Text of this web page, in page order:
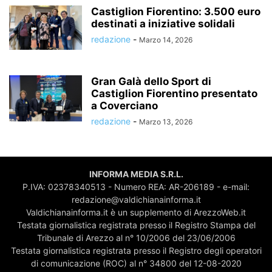
Castiglion Fiorentino: 3.500 euro
destinati a iniziative solidali
redazione - Marzo 14, 2026
Gran Galà dello Sport di
Castiglion Fiorentino presentato
a Coverciano
redazione - Marzo 13, 2026
INFORMA MEDIA S.R.L.
P.IVA: 02378340513 - Numero REA: AR-206189 - e-mail:
redazione@valdichianainforma.it
Valdichianainforma.it è un supplemento di ArezzoWeb.it
Testata giornalistica registrata presso il Registro Stampa del
Tribunale di Arezzo al n° 10/2006 del 23/06/2006
Testata giornalistica registrata presso il Registro degli operatori
di comunicazione (ROC) al n° 34800 del 12-08-2020